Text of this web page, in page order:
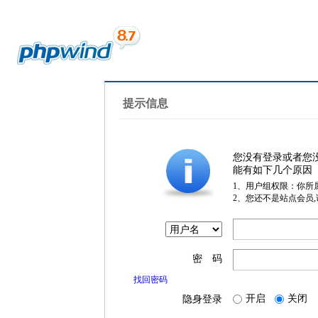
提示信息
您没有登录或者您
能有如下几个原因
1、用户组权限：你所
2、您还不是站点会员
密 码
找回密码
隐身登录 开启 关闭